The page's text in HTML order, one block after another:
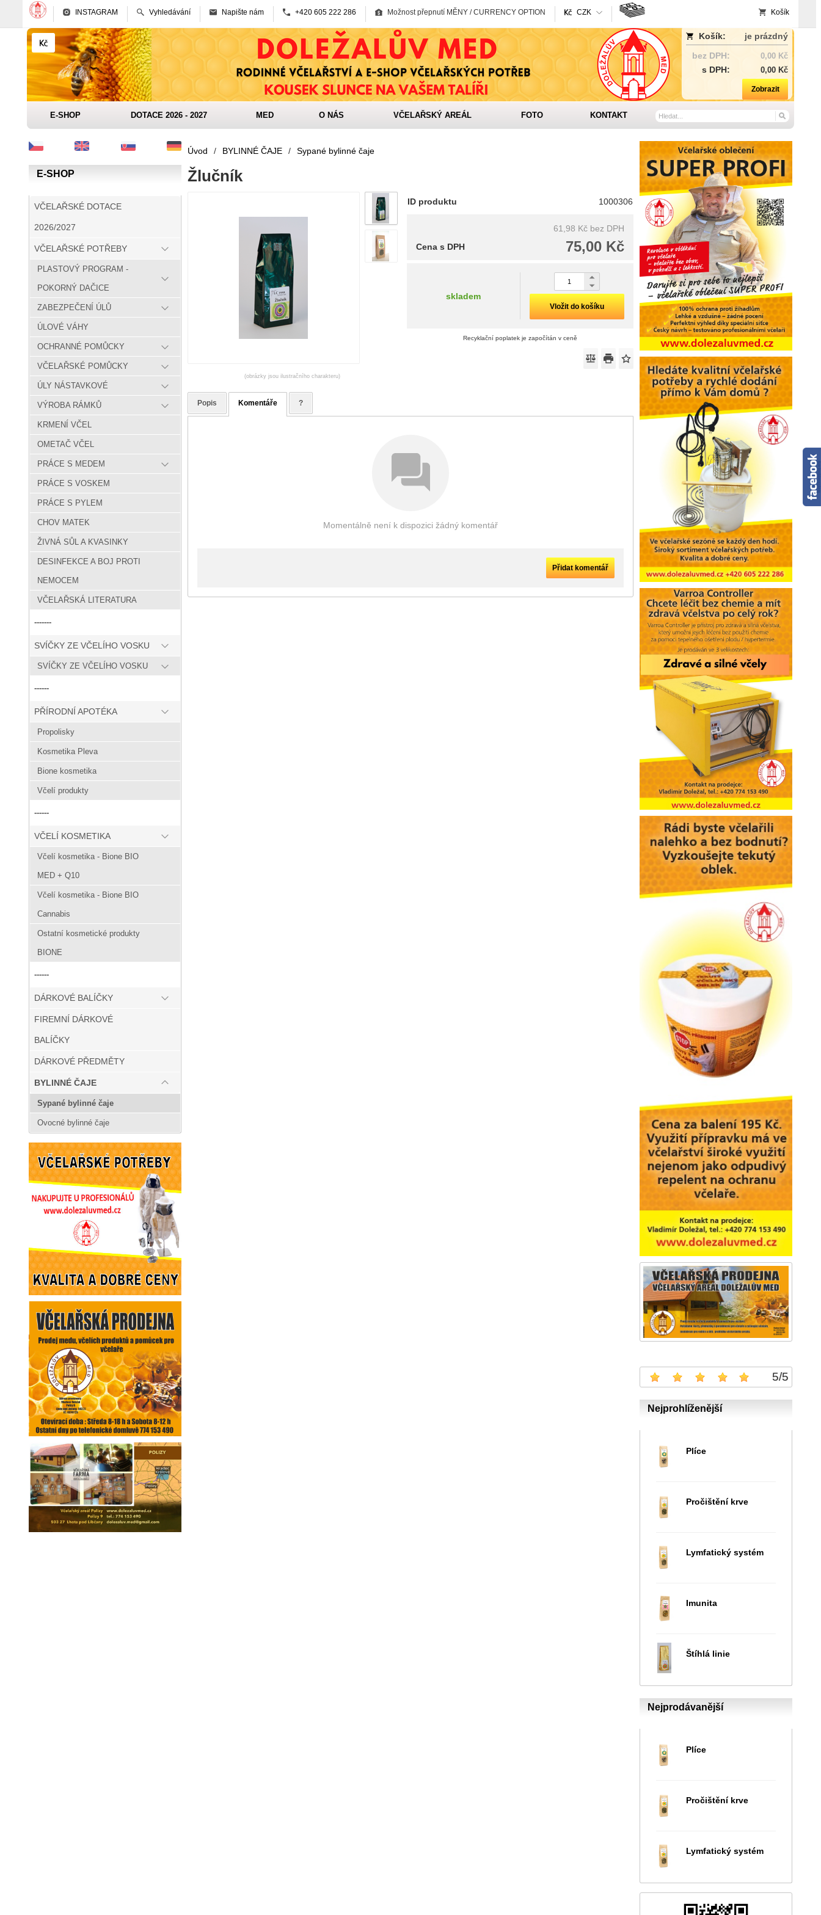
INSTAGRAM Vyhledávání Napište nám +420 605 222 286 Možnost přepnutí MĚNY / CURRENCY OPTION CZK Košík
Košík:
je prázdný
bez DPH:
0,00 Kč
s DPH: 0,00 Kč
Zobrazit
E-SHOP DOTACE 2026 - 2027 MED O NÁS VČELAŘSKÝ AREÁL FOTO KONTAKT
E-SHOP
VČELAŘSKÉ DOTACE
2026/2027
VČELAŘSKÉ POTŘEBY
PLASTOVÝ PROGRAM -
POKORNÝ DAČICE
ZABEZPEČENÍ ÚLŮ
ÚLOVÉ VÁHY
OCHRANNÉ POMŮCKY
VČELAŘSKÉ POMŮCKY
ÚLY NÁSTAVKOVÉ
VÝROBA RÁMKŮ
KRMENÍ VČEL
OMETAČ VČEL
PRÁCE S MEDEM
PRÁCE S VOSKEM
PRÁCE S PYLEM
CHOV MATEK
ŽIVNÁ SŮL A KVASINKY
DESINFEKCE A BOJ PROTI
NEMOCEM
VČELAŘSKÁ LITERATURA
-------
SVÍČKY ZE VČELÍHO VOSKU
SVÍČKY ZE VČELÍHO VOSKU
------
PŘÍRODNÍ APOTÉKA
Propolisky
Kosmetika Pleva
Bione kosmetika
Včelí produkty
------
VČELÍ KOSMETIKA
Včelí kosmetika - Bione BIO
MED + Q10
Včelí kosmetika - Bione BIO
Cannabis
Ostatní kosmetické produkty
BIONE
------
DÁRKOVÉ BALÍČKY
FIREMNÍ DÁRKOVÉ
BALÍČKY
DÁRKOVÉ PŘEDMĚTY
BYLINNÉ ČAJE
Sypané bylinné čaje
Ovocné bylinné čaje
5/5
Nejprohlíženější
Plíce
Pročištění krve
Lymfatický systém
Imunita
Štíhlá linie
Nejprodávanější
Plíce
Pročištění krve
Lymfatický systém
Úvod / BYLINNÉ ČAJE / Sypané bylinné čaje
Žlučník
(obrázky jsou ilustračního charakteru)
ID produktu 1000306
61,98 Kč bez DPH
75,00 Kč
Cena s DPH
skladem
Vložit do košíku
Recyklační poplatek je započítán v ceně
Popis Komentáře ?
Momentálně není k dispozici žádný komentář
Přidat komentář